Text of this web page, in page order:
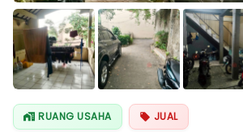
RUANG USAHA JUAL